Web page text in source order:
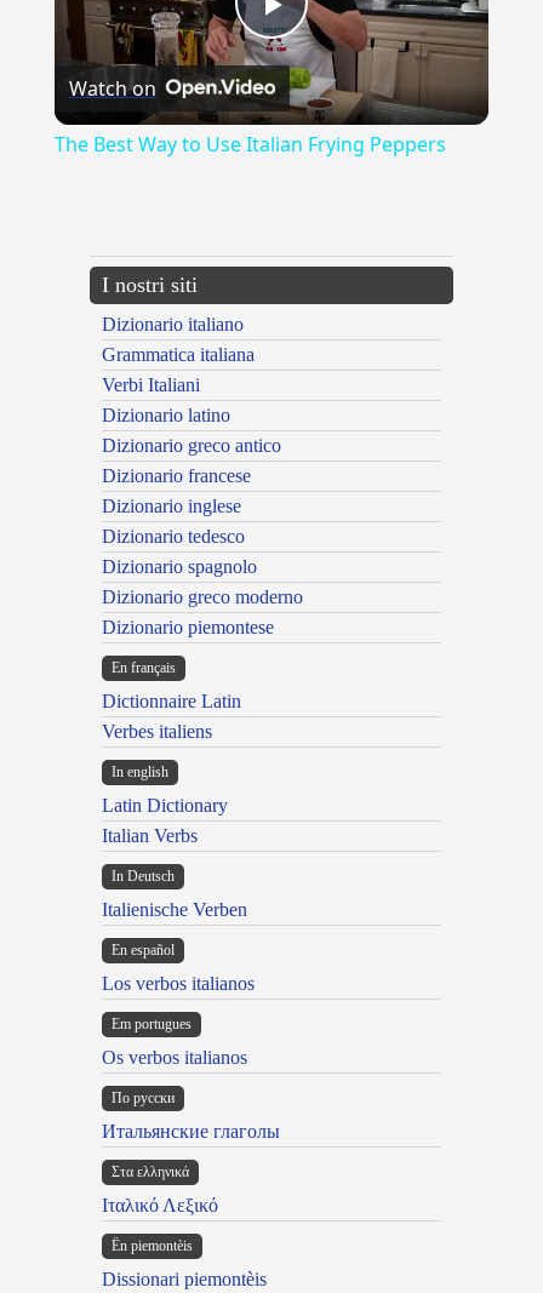
Play
Video
Watch on
The Best Way to Use Italian Frying Peppers
I nostri siti
Dizionario italiano
Grammatica italiana
Verbi Italiani
Dizionario latino
Dizionario greco antico
Dizionario francese
Dizionario inglese
Dizionario tedesco
Dizionario spagnolo
Dizionario greco moderno
Dizionario piemontese
En français
Dictionnaire Latin
Verbes italiens
In english
Latin Dictionary
Italian Verbs
In Deutsch
Italienische Verben
En español
Los verbos italianos
Em portugues
Os verbos italianos
По русски
Итальянские глаголы
Στα ελληνικά
Ιταλικό Λεξικό
Ën piemontèis
Dissionari piemontèis